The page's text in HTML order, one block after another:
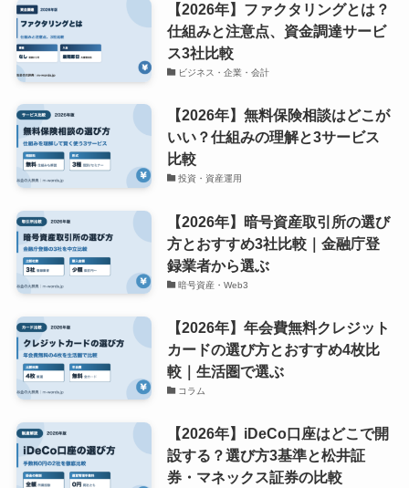
【2026年】ファクタリングとは？
仕組みと注意点、資金調達サービ
ス3社比較
ビジネス・企業・会計
【2026年】無料保険相談はどこが
いい？仕組みの理解と3サービス
比較
投資・資産運用
【2026年】暗号資産取引所の選び
方とおすすめ3社比較｜金融庁登
録業者から選ぶ
暗号資産・Web3
【2026年】年会費無料クレジット
カードの選び方とおすすめ4枚比
較｜生活圏で選ぶ
コラム
【2026年】iDeCo口座はどこで開
設する？選び方3基準と松井証
券・マネックス証券の比較